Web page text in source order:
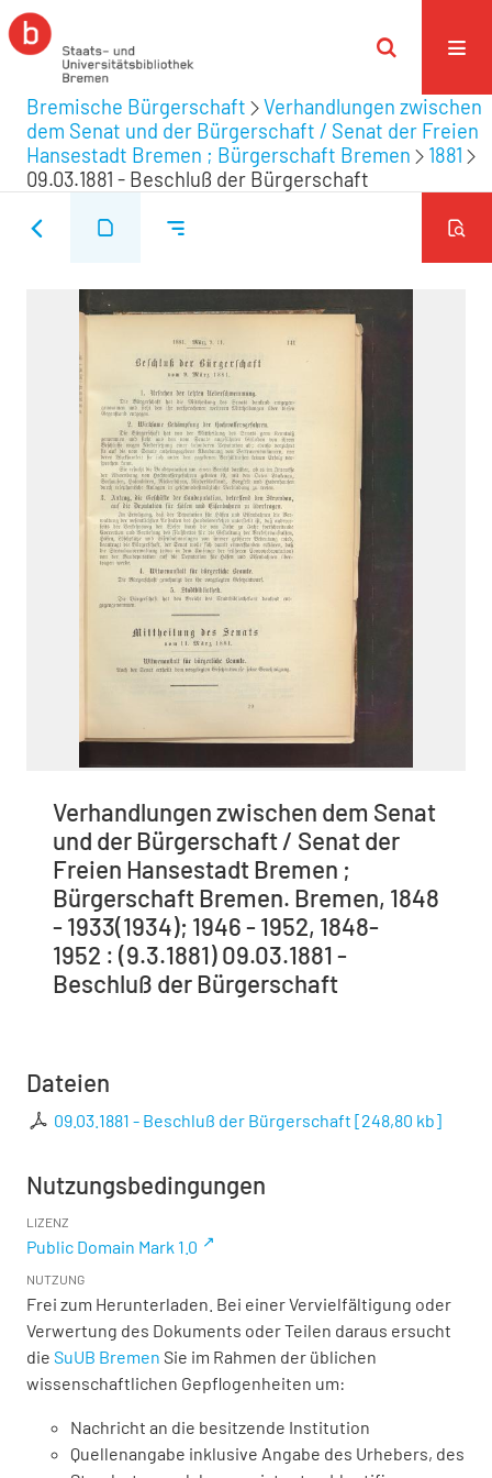
Bremische Bürgerschaft
Verhandlungen zwischen
dem Senat und der Bürgerschaft / Senat der Freien
Hansestadt Bremen ; Bürgerschaft Bremen
1881
09.03.1881 - Beschluß der Bürgerschaft
Verhandlungen zwischen dem Senat
und der Bürgerschaft / Senat der
Freien Hansestadt Bremen ;
Bürgerschaft Bremen. Bremen, 1848
- 1933(1934); 1946 - 1952, 1848-
1952 : (9.3.1881) 09.03.1881 -
Beschluß der Bürgerschaft
Dateien
09.03.1881 - Beschluß der Bürgerschaft [248,80 kb]
Nutzungsbedingungen
LIZENZ
Public Domain Mark 1.0
NUTZUNG
Frei zum Herunterladen. Bei einer Vervielfältigung oder
Verwertung des Dokuments oder Teilen daraus ersucht
die SuUB Bremen Sie im Rahmen der üblichen
wissenschaftlichen Gepflogenheiten um:
Nachricht an die besitzende Institution
Quellenangabe inklusive Angabe des Urhebers, des